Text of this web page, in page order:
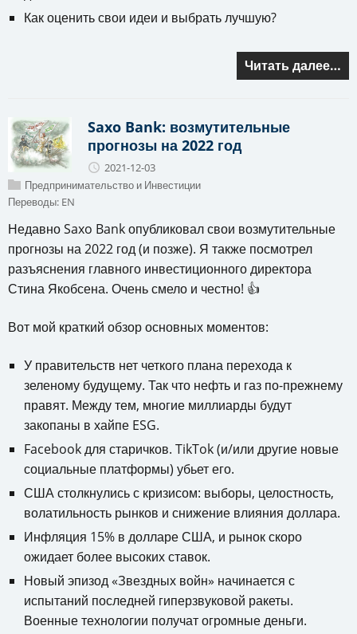
Как оценить свои идеи и выбрать лучшую?
Читать далее…
Saxo Bank: возмутительные
прогнозы на 2022 год
2021-12-03
Предпринимательство и Инвестиции
Переводы: EN
Недавно Saxo Bank опубликовал свои возмутительные
прогнозы на 2022 год (и позже). Я также посмотрел
разъяснения главного инвестиционного директора
Стина Якобсена. Очень смело и честно! 👍
Вот мой краткий обзор основных моментов:
У правительств нет четкого плана перехода к
зеленому будущему. Так что нефть и газ по-прежнему
правят. Между тем, многие миллиарды будут
закопаны в хайпе ESG.
Facebook для старичков. TikTok (и/или другие новые
социальные платформы) убьет его.
США столкнулись с кризисом: выборы, целостность,
волатильность рынков и снижение влияния доллара.
Инфляция 15% в долларе США, и рынок скоро
ожидает более высоких ставок.
Новый эпизод «Звездных войн» начинается с
испытаний последней гиперзвуковой ракеты.
Военные технологии получат огромные деньги.